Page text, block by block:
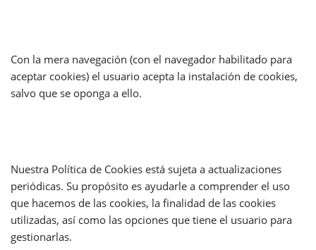
Con la mera navegación (con el navegador habilitado para
aceptar cookies) el usuario acepta la instalación de cookies,
salvo que se oponga a ello.
Nuestra Política de Cookies está sujeta a actualizaciones
periódicas. Su propósito es ayudarle a comprender el uso
que hacemos de las cookies, la finalidad de las cookies
utilizadas, así como las opciones que tiene el usuario para
gestionarlas.